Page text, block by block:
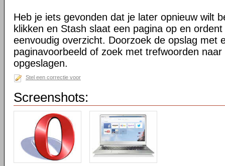
Heb je iets gevonden dat je later opnieuw wilt
klikken en Stash slaat een pagina op en ordent
eenvoudig overzicht. Doorzoek de opslag met
paginavoorbeeld of zoek met trefwoorden
opgeslagen.
Stel een correctie voor
Screenshots: